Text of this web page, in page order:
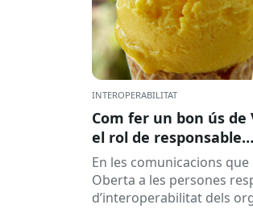
INTEROPERABILITAT
Com fer un bon ús de
el rol de responsable
d’interoperabilitat, al
En les comunicacions que
Oberta a les persones
d’interoperabilitat dels